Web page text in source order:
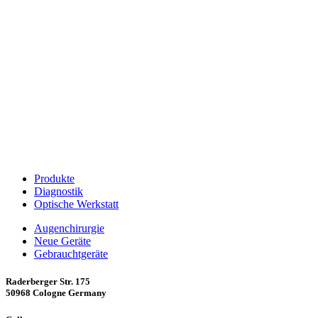
Produkte
Diagnostik
Optische Werkstatt
Augenchirurgie
Neue Geräte
Gebrauchtgeräte
Raderberger Str. 175
50968 Cologne Germany